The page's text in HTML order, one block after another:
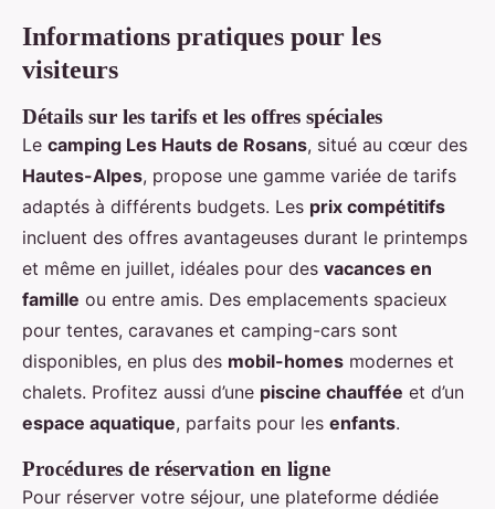
Informations pratiques pour les
visiteurs
Détails sur les tarifs et les offres spéciales
Le camping Les Hauts de Rosans, situé au cœur des
Hautes-Alpes, propose une gamme variée de tarifs
adaptés à différents budgets. Les prix compétitifs
incluent des offres avantageuses durant le printemps
et même en juillet, idéales pour des vacances en
famille ou entre amis. Des emplacements spacieux
pour tentes, caravanes et camping-cars sont
disponibles, en plus des mobil-homes modernes et
chalets. Profitez aussi d’une piscine chauffée et d’un
espace aquatique, parfaits pour les enfants.
Procédures de réservation en ligne
Pour réserver votre séjour, une plateforme dédiée